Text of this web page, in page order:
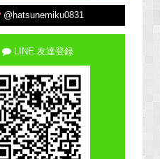
@hatsunemiku0831
LINE 友達登録